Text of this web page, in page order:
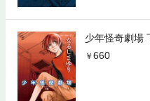
少年怪奇劇場
660